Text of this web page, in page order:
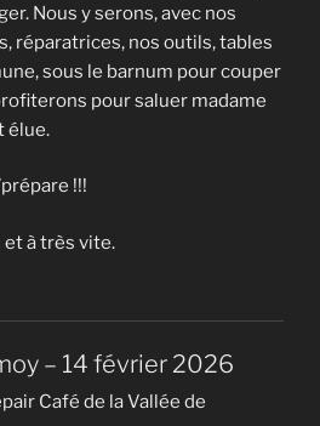
Nous y serons, avec nos
réparatrices, nos outils, tables
sous le barnum pour couper
pour saluer madame
élue.
!!!
à très vite.
– 14 février 2026
Café de la Vallée de